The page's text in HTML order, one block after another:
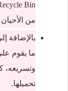
من
ما يقوم
وتسريعه،
تحميلها.